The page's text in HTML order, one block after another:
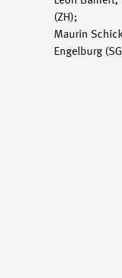
(ZH);
Maurin
Engelburg